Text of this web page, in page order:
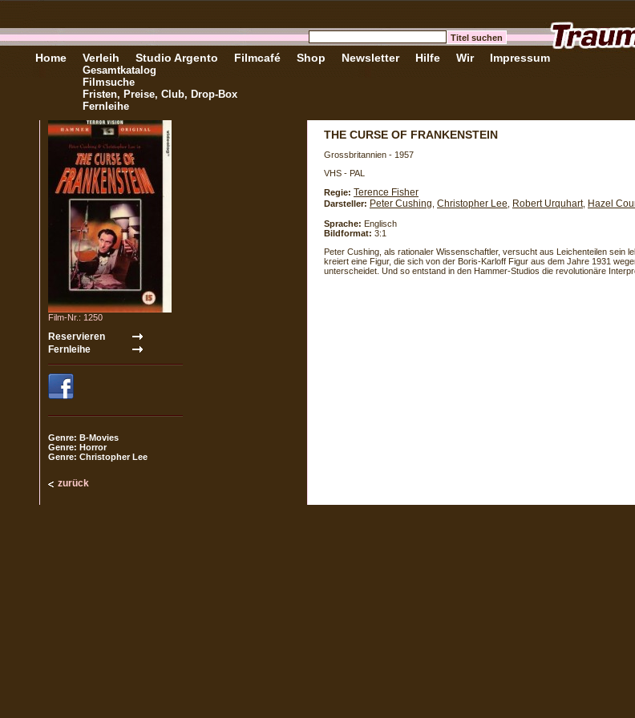
Home Verleih
Gesamtkatalog
Filmsuche
Fristen, Preise, Club, Drop-Box
Fernleihe
Studio Argento Filmcafé Shop Newsletter Hilfe Wir Impressum
Film-Nr.: 1250
Genre: B-Movies
Genre: Horror
Genre: Christopher Lee
zurück
THE CURSE OF FRANKENSTEIN
Grossbritannien - 1957
VHS - PAL
Regie: Terence Fisher
Darsteller: Peter Cushing Christopher Lee Robert Urquhart, Hazel
Sprache: Englisch
Bildformat: 3:1
Peter Cushing, als rationaler Wissenschaftler, versucht aus Leichenteilen sein
kreiert eine Figur, die sich von der Boris-Karloff Figur aus dem Jahre 1931
unterscheidet. Und so entstand in den Hammer-Studios die revolutionäre